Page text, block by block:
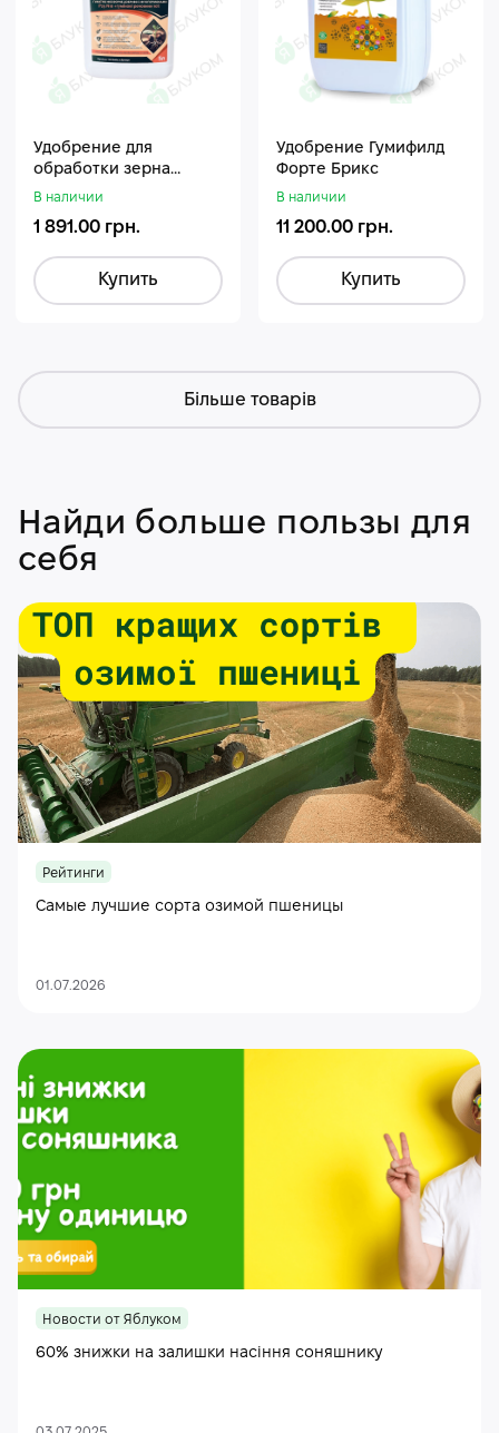
Удобрение для
обработки зерна
Стармакс Гумифос
В наличии
1 891.00 грн.
Купить
Удобрение Гумифилд
Форте Брикс
В наличии
11 200.00 грн.
Купить
Більше товарів
Найди больше пользы для
себя
Рейтинги
Самые лучшие сорта озимой пшеницы
01.07.2026
Новости от Яблуком
60% знижки на залишки насіння соняшнику